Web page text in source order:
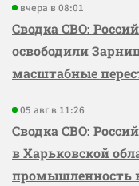
вчера в 08:01
Сводка СВО:
освободили
масштабные
05 авг в 11:26
Сводка СВО:
в Харьковской
промышленность